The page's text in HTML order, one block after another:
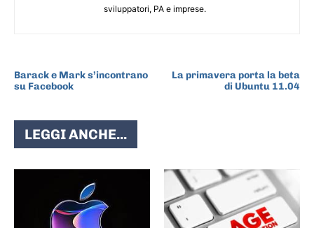
sviluppatori, PA e imprese.
Barack e Mark s’incontrano
su Facebook
La primavera porta la beta
di Ubuntu 11.04
LEGGI ANCHE...